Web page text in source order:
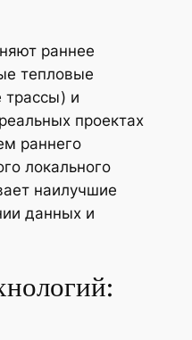
раннее
тепловые
и
проектах
раннего
локального
наилучшие
данных и